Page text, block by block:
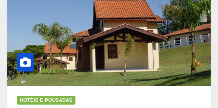
HOTÉIS E POUSADAS